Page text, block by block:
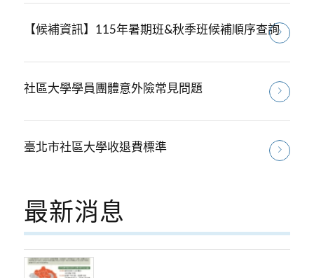
【候補資訊】115年暑期班&秋季班候補順序查詢
社區大學學員團體意外險常見問題
臺北市社區大學收退費標準
最新消息